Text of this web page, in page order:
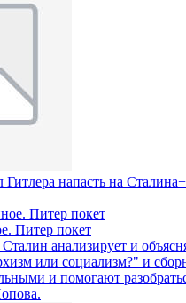
Гитлера напасть на
Питер покет
анализирует и
или социализм?" и
и помогают